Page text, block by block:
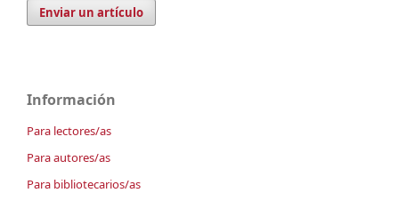
Enviar un artículo
Información
Para lectores/as
Para autores/as
Para bibliotecarios/as